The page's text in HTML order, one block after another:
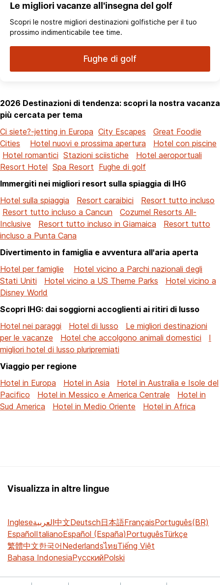
Le migliori vacanze all'insegna del golf
Scopri le nostre migliori destinazioni golfistiche per il tuo
prossimo indimenticabile tee time.
Fughe di golf
2026 Destinazioni di tendenza: scopri la nostra vacanza
più cercata per tema
Ci siete?-jetting in Europa City Escapes
Great Foodie
Cities
Hotel nuovi e prossima apertura
Hotel con piscine
Hotel romantici Stazioni sciistiche
Hotel aeroportuali
Resort Hotel Spa Resort Fughe di golf
Immergiti nei migliori resort sulla spiaggia di IHG
Hotel sulla spiaggia
Resort caraibici
Resort tutto incluso
Resort tutto incluso a Cancun
Cozumel Resorts All-
Inclusive
Resort tutto incluso in Giamaica
Resort tutto
incluso a Punta Cana
Divertimento in famiglia e avventura all'aria aperta
Hotel per famiglie
Hotel vicino a Parchi nazionali degli
Stati Uniti
Hotel vicino a US Theme Parks
Hotel vicino a
Disney World
Scopri IHG: dai soggiorni accoglienti ai ritiri di lusso
Hotel nei paraggi
Hotel di lusso
Le migliori destinazioni
per le vacanze
Hotel che accolgono animali domestici
I
migliori hotel di lusso pluripremiati
Viaggio per regione
Hotel in Europa
Hotel in Asia
Hotel in Australia e Isole del
Pacifico
Hotel in Messico e America Centrale
Hotel in
Sud America
Hotel in Medio Oriente Hotel in Africa
Visualizza in altre lingue
Ingleseالعربية中文Deutsch日本語FrançaisPortuguês(BR)
EspañolItalianoEspañol (España)PortuguêsTürkçe
繁體中文한국어NederlandsไทยTiếng Việt
Bahasa IndonesiaРусскийPolski